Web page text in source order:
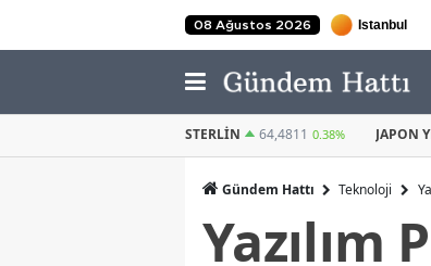
08 Ağustos 2026
JAPON YENI 0,3036 0.6%
Gündem Hattı Teknoloji